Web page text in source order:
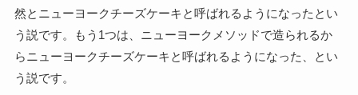
然とニューヨークチーズケーキと呼ばれるようになったとい
う説です。もう1つは、ニューヨークメソッドで造られるか
らニューヨークチーズケーキと呼ばれるようになった、とい
う説です。